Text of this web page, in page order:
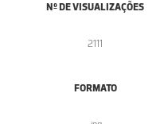
Nº DE VISUALIZAÇÕES
2111
FORMATO